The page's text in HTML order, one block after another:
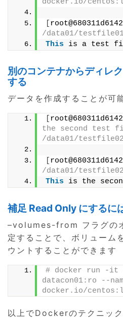
docker.io/
/data01/
This is a test
別のコンテナからディレ
する
データを作成することが可
the second test
/data01/
/data01/
This is the
補足 Read Only にするに
–volumes-from フラグの
定することで、ボリューム
ウントすることができます
# docker run -it
datacon01:ro --
docker.io/
以上でDockerのテクニッ